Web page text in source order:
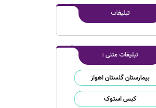
تبلیغات
تبلیغات متنی :
بیمارستان گلستان اهواز
کیس استوک